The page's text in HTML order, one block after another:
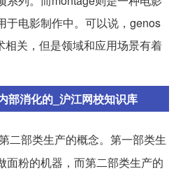
于电影制作中。可以说，genos
相关，但是领域和应用场景有着
部消化的_沪江网校知识库
二部类生产的概念。第一部类生
面粉的机器，而第二部类生产的